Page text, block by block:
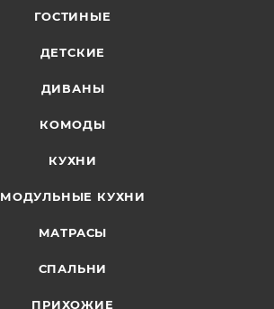
ГОСТИНЫЕ
ДЕТСКИЕ
ДИВАНЫ
КОМОДЫ
КУХНИ
МОДУЛЬНЫЕ КУХНИ
МАТРАСЫ
СПАЛЬНИ
ПРИХОЖИЕ